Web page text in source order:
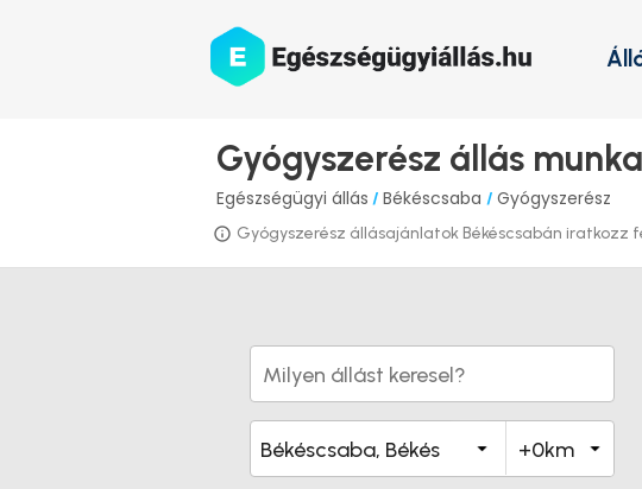
Gyógyszerész állás
Egészségügyi állás / Békéscsaba / Gyógyszerész
Gyógyszerész állásajánlatok Békéscsabán iratkozz